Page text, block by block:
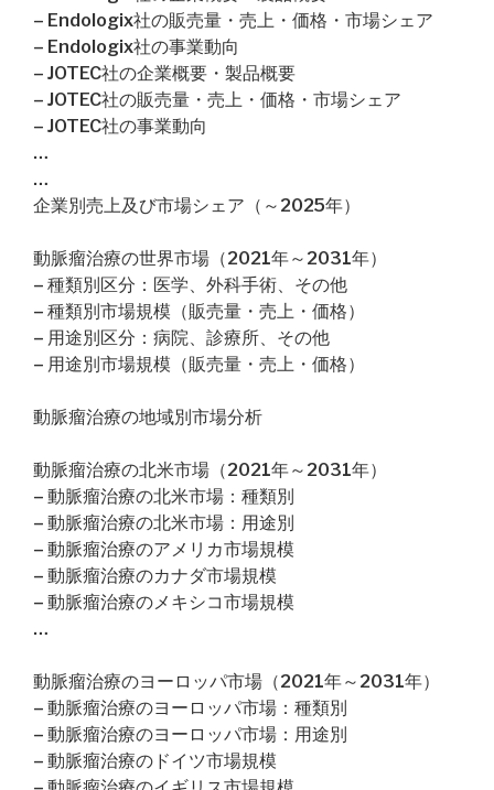
– Endologix社の販売量・売上・価格・市場シェア
– Endologix社の事業動向
– JOTEC社の企業概要・製品概要
– JOTEC社の販売量・売上・価格・市場シェア
– JOTEC社の事業動向
…
…
企業別売上及び市場シェア（～2025年）
動脈瘤治療の世界市場（2021年～2031年）
– 種類別区分：医学、外科手術、その他
– 種類別市場規模（販売量・売上・価格）
– 用途別区分：病院、診療所、その他
– 用途別市場規模（販売量・売上・価格）
動脈瘤治療の地域別市場分析
動脈瘤治療の北米市場（2021年～2031年）
– 動脈瘤治療の北米市場：種類別
– 動脈瘤治療の北米市場：用途別
– 動脈瘤治療のアメリカ市場規模
– 動脈瘤治療のカナダ市場規模
– 動脈瘤治療のメキシコ市場規模
…
動脈瘤治療のヨーロッパ市場（2021年～2031年）
– 動脈瘤治療のヨーロッパ市場：種類別
– 動脈瘤治療のヨーロッパ市場：用途別
– 動脈瘤治療のドイツ市場規模